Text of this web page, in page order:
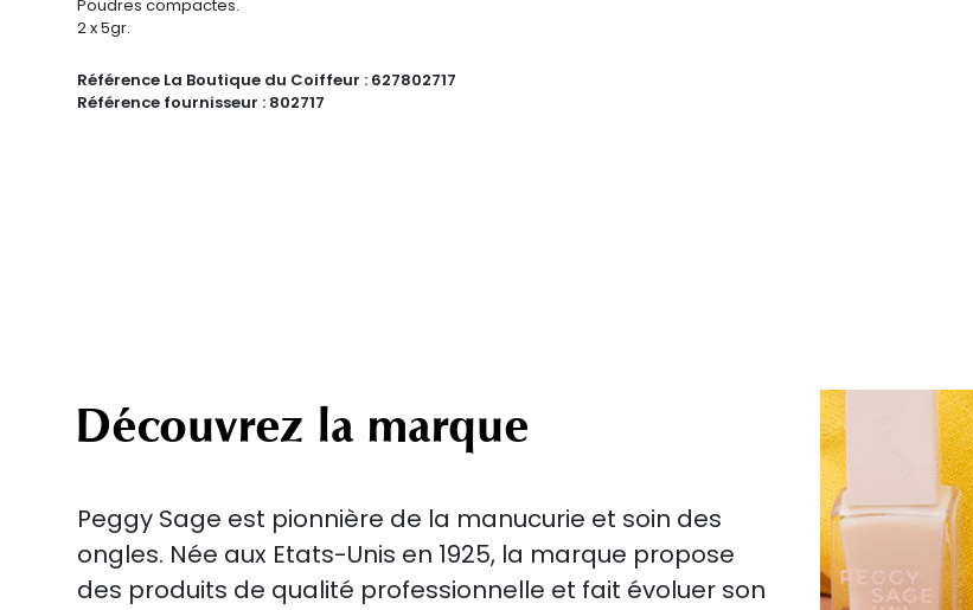
Poudres compactes.
2 x 5gr.
Référence La Boutique du Coiffeur : 627802717
Référence fournisseur : 802717
Découvrez la marque
Peggy Sage est pionnière de la manucurie et soin des
ongles. Née aux Etats-Unis en 1925, la marque propose
des produits de qualité professionnelle et fait évoluer son